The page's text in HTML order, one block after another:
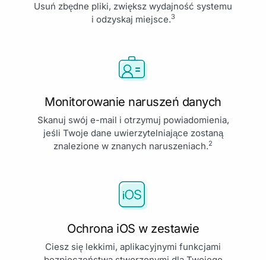
Usuń zbędne pliki, zwiększ wydajność systemu
i odzyskaj miejsce.3
Monitorowanie naruszeń danych
Skanuj swój e-mail i otrzymuj powiadomienia,
jeśli Twoje dane uwierzytelniające zostaną
znalezione w znanych naruszeniach.2
Ochrona iOS w zestawie
Ciesz się lekkimi, aplikacyjnymi funkcjami